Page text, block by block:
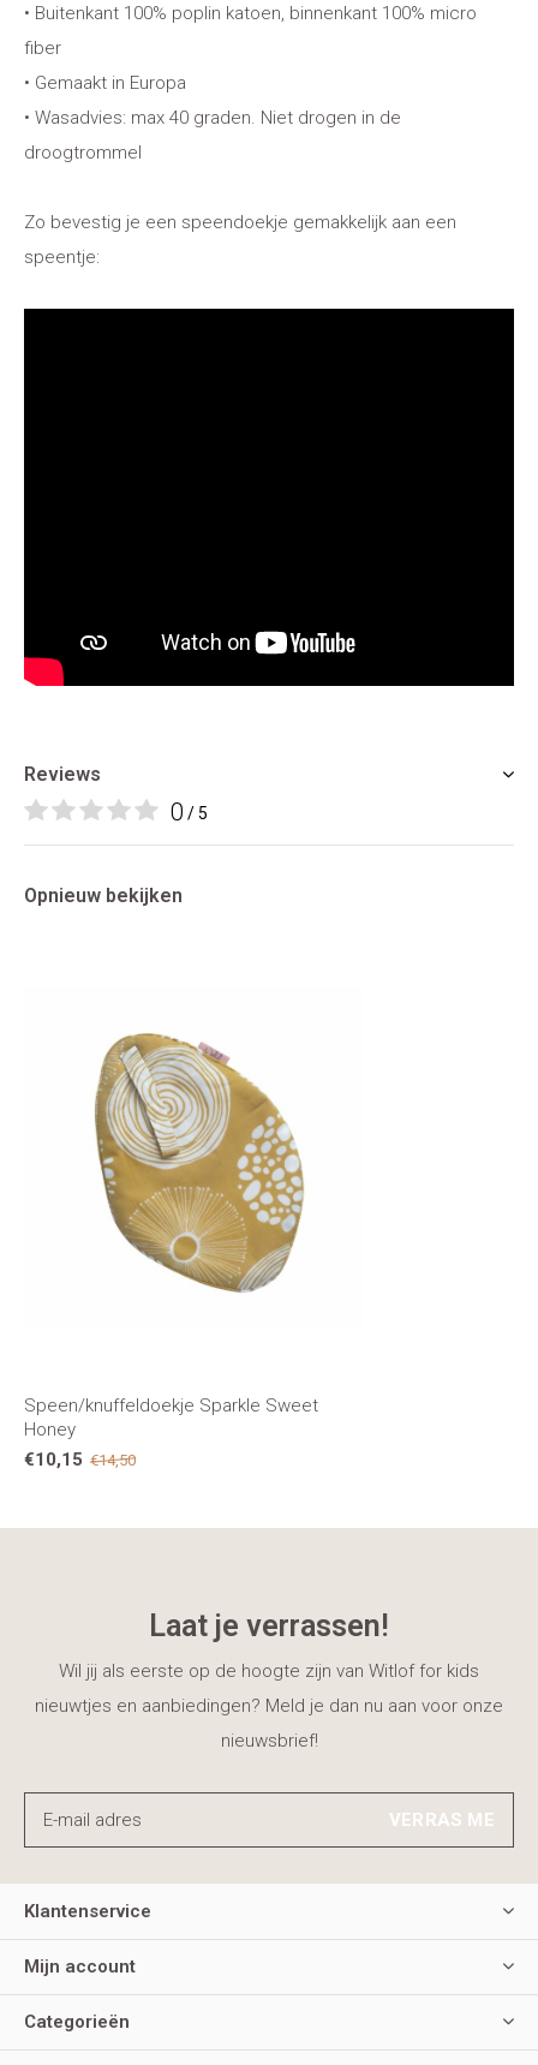
• Buitenkant 100% poplin katoen, binnenkant 100% micro
fiber
• Gemaakt in Europa
• Wasadvies: max 40 graden. Niet drogen in de
droogtrommel
Zo bevestig je een speendoekje gemakkelijk aan een
speentje:
Reviews
0 / 5
Opnieuw bekijken
Speen/knuffeldoekje Sparkle Sweet
Honey
€10,15 €14,50
Laat je verrassen!
Wil jij als eerste op de hoogte zijn van Witlof for kids
nieuwtjes en aanbiedingen? Meld je dan nu aan voor onze
nieuwsbrief!
VERRAS ME
Klantenservice
Mijn account
Categorieën